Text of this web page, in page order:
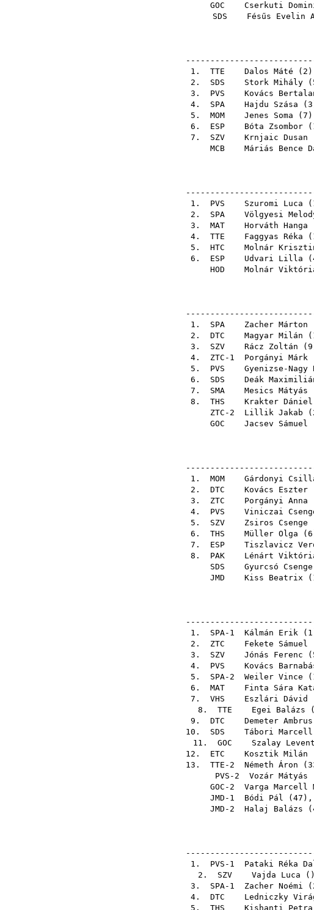
GOC
Cserkuti
SDS
Fésűs Evelin
1. TTE Dalos Máté ( 2
2. SDS Stork Mihály (
3. PVS Kovács
4. SPA Hajdu Szása ( 3
5. MOM Jenes Soma ( 7
6. ESP Bóta Zsombor (
7. SZV Krnjaic Dusan
MCB
Máriás Bence
1. PVS Szuromi Luca (
2. SPA Völgyesi
3. MAT Horváth Hanga
4. TTE Faggyas Réka (
5. HTC Molnár
6. ESP Udvari Lilla (
HOD
Molnár
1. SPA Zacher Márton
2. DTC Magyar Milán (
3. SZV Rácz Zoltán ( 9
4. ZTC-1 Porgányi Márk
5. PVS Gyenizse-Nagy
6. SDS Deák
7. SMA Mesics Mátyás
8. THS Krakter Dániel
ZTC-2 Lillik Jakab (
GOC
Jacsev Sámuel
1. MOM Gárdonyi
2. DTC Kovács Eszter
3. ZTC Porgányi Anna
4. PVS Viniczai
5. SZV Zsiros Csenge
6. THS Müller Olga ( 6
7. ESP Tiszlavicz
8. PAK Lénárt
SDS
Gyurcsó Csenge
JMD
Kiss Beatrix (
1. SPA-1 Kálmán Erik ( 1
2. ZTC Fekete Sámuel
3. SZV Jónás Ferenc (
4. PVS Kovács
5. SPA-2 Weiler Vince (
6. MAT Finta Sára
7. VHS Eszlári Dávid
8. TTE Egei Balázs
9. DTC Demeter Ambrus
10. SDS Tábori Marcell
11. GOC Szalay
12. ETC Kosztik Milán
13. TTE-2 Németh Áron (
PVS-2 Vozár Mátyás
GOC-2 Varga Marcell
JMD-1 Bódi Pál ( 47 ),
JMD-2 Halaj Balázs (
1. PVS-1 Pataki Réka
2. SZV Vajda Luca
3. SPA-1 Zacher Noémi (
4. DTC Ledniczky
5. THS Kishanti Petra